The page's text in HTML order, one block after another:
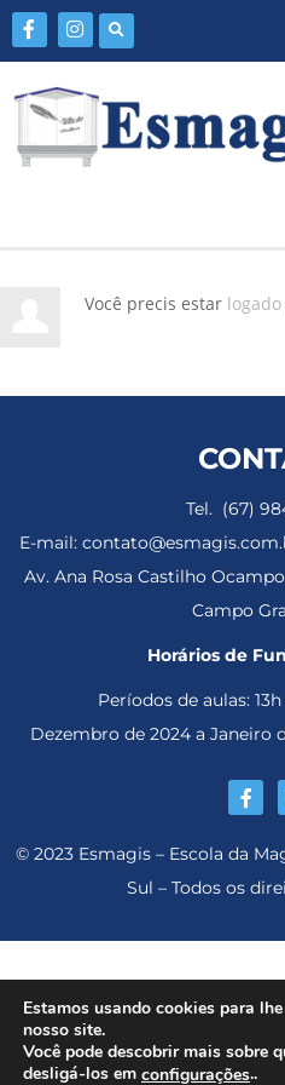
Você precis estar logado
Tel. (67)
E-mail:
Av. Ana Rosa Castilho
Campo
Horários de
Períodos de aulas:
Dezembro de 2024 a Janeiro
© 2023 Esmagis – Escola da
Sul – Todos os
Estamos usando cookies para
nosso site.
Você pode descobrir mais sobre
desligá-los em configurações..